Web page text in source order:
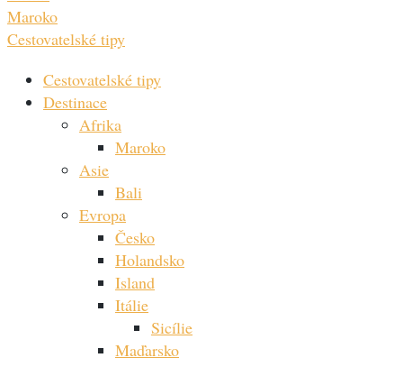
Maroko
Cestovatelské tipy
Cestovatelské tipy
Destinace
Afrika
Maroko
Asie
Bali
Evropa
Česko
Holandsko
Island
Itálie
Sicílie
Maďarsko